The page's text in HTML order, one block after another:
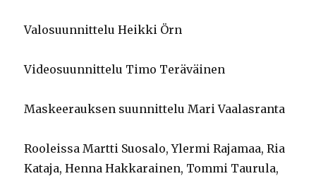
Valosuunnittelu Heikki Örn
Videosuunnittelu Timo Teräväinen
Maskeerauksen suunnittelu Mari Vaalasranta
Rooleissa Martti Suosalo, Ylermi Rajamaa, Ria
Kataja, Henna Hakkarainen, Tommi Taurula,